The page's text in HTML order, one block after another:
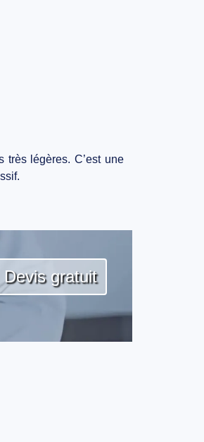
très légères. C’est une
Devis gratuit